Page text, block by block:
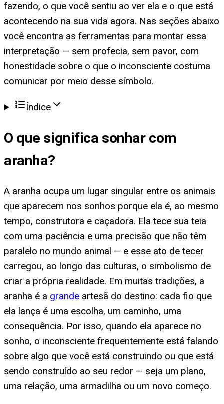
fazendo, o que você sentiu ao ver ela e o que está
acontecendo na sua vida agora. Nas seções abaixo
você encontra as ferramentas para montar essa
interpretação — sem profecia, sem pavor, com
honestidade sobre o que o inconsciente costuma
comunicar por meio desse símbolo.
Índice
O que significa sonhar com
aranha?
A aranha ocupa um lugar singular entre os animais
que aparecem nos sonhos porque ela é, ao mesmo
tempo, construtora e caçadora. Ela tece sua teia
com uma paciência e uma precisão que não têm
paralelo no mundo animal — e esse ato de tecer
carregou, ao longo das culturas, o simbolismo de
criar a própria realidade. Em muitas tradições, a
aranha é a grande artesã do destino: cada fio que
ela lança é uma escolha, um caminho, uma
consequência. Por isso, quando ela aparece no
sonho, o inconsciente frequentemente está falando
sobre algo que você está construindo ou que está
sendo construído ao seu redor — seja um plano,
uma relação, uma armadilha ou um novo começo.